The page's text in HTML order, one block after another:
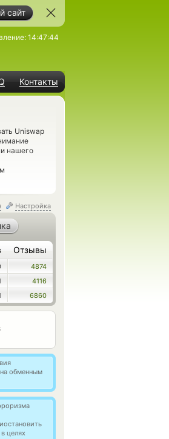
сайт
Контакты
14:47:44
Uniswap
нашего
Настройка
Отзывы
4874
4116
6860
обменным
целях